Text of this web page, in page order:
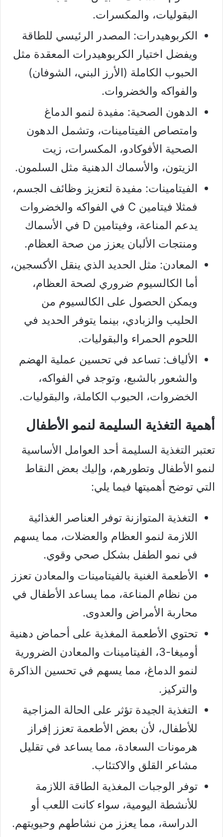
البقوليات، والمكسرات.
الكربوهيدرات: المصدر الرئيسي للطاقة
ويفضل اختيار الكربوهيدرات المعقدة مثل
الحبوب الكاملة (الأرز البني، الشوفان)
والفواكه والخضروات.
الدهون الصحية: مفيدة لنمو الدماغ
وامتصاص الفيتامينات، وتشمل الدهون
الصحية الأفوكادو، المكسرات، زيت
الزيتون، والأسماك الدهنية مثل السلمون.
الفيتامينات: مفيدة لتعزيز وظائف الجسم،
فمثلا فيتامين C في الفواكه والخضروات
يدعم المناعة، وفيتامين D في الأسماك
ومنتجات الألبان يعزز من صحة العظام.
المعادن: مثل الحديد الذي ينقل الأكسجين،
أما الكالسيوم ضروري لصحة العظام،
ويمكن الحصول على الكالسيوم من
الحليب والزبادي، بينما يتوفر الحديد في
اللحوم الحمراء والبقوليات.
الألياف: تساعد في تحسين عملية الهضم
والشعور بالشبع، وتوجد في الفواكه،
الخضروات، الحبوب الكاملة، والبقوليات.
أهمية التغذية السليمة لنمو الأطفال
تعتبر التغذية السليمة أحد العوامل الأساسية
لنمو الأطفال وتطورهم، وإليك بعض النقاط
التي توضح أهميتها فيما يلي:
التغذية المتوازنة توفر العناصر الغذائية
اللازمة لنمو العظام والعضلات، مما يسهم
في نمو الطفل بشكل صحي وقوي.
الأطعمة الغنية بالفيتامينات والمعادن تعزز
من نظام المناعة، مما يساعد الأطفال في
محاربة الأمراض والعدوى.
تحتوي الأطعمة المغذية على أحماض دهنية
أوميغا-3، الفيتامينات والمعادن الضرورية
لنمو الدماغ، مما يسهم في تحسين الذاكرة
والتركيز.
التغذية الجيدة تؤثر على الحالة المزاجية
للأطفال، لأن بعض الأطعمة تعزز إفراز
هرمونات السعادة، مما يساعد في تقليل
مشاعر القلق والاكتئاب.
توفر الوجبات المغذية الطاقة اللازمة
للأنشطة اليومية، سواء كانت اللعب أو
الدراسة، مما يعزز من نشاطهم وحيويتهم.